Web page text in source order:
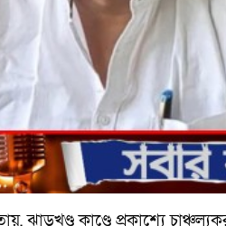
কাণ্ডে প্রকাশ্যে